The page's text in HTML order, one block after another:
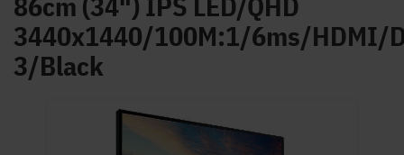
3440x1440/100M:1/6ms/HDMI/
3/Black